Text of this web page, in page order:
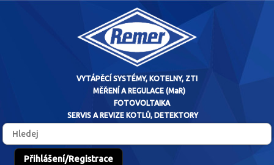
Přihlášení/Registrace